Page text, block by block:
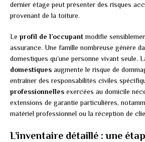
dernier étage peut présenter des risques
provenant de la toiture.
Le profil de l’occupantmodifie
assurance. Une famille nombreuse génère
domestiques qu’une personne vivant seule.
domestiques augmente le risque de
entraîner des responsabilités civiles
professionnelles exercées au domicile
extensions de garantie particulières,
matériel professionnel ou la réception de
L’inventaire détaillé : une